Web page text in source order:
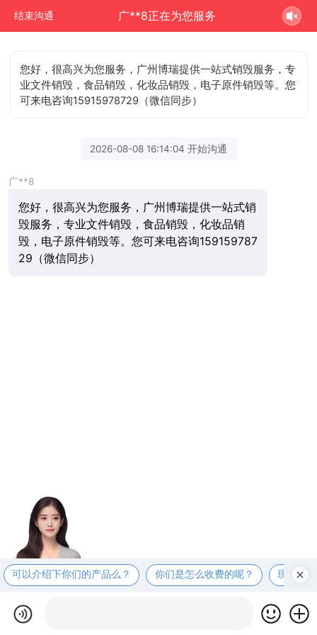
结束沟通 广**8正在为您服务
您好，很高兴为您服务，广州博瑞提供一站式销毁服务，专
业文件销毁，食品销毁，化妆品销毁，电子原件销毁等。您
可来电咨询15915978729（微信同步）
2026-08-08 16:14:04 开始沟通
广**8
您好，很高兴为您服务，广州博瑞提供一站式销
毁服务，专业文件销毁，食品销毁，化妆品销
毁，电子原件销毁等。您可来电咨询159159787
29（微信同步）
可以介绍下你们的产品么？ 你们是怎么收费的呢？ 现在有